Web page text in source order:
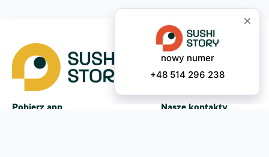
Pobierz app Nasze kontakty